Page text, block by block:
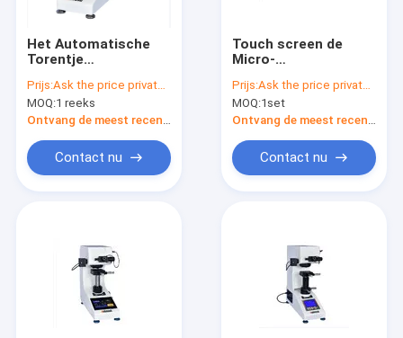
Over ons
Fabrieksreis
Het Automatische
Torentje
het de Micro-
Hardheidsmeetapparaat
AC220V van Vickers
Prijs:Ask the price privately
MOQ:1 reeks
Ontvang de meest recente Prijs
Contact nu
Touch screen de
Micro-
van Vickers 7 duimlcd
Digitaal Automatisch
Torentje
Prijs:Ask the price privately
MOQ:1set
Ontvang de meest recente Prijs
Contact nu